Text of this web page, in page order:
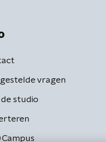
vragen
studio
Campus